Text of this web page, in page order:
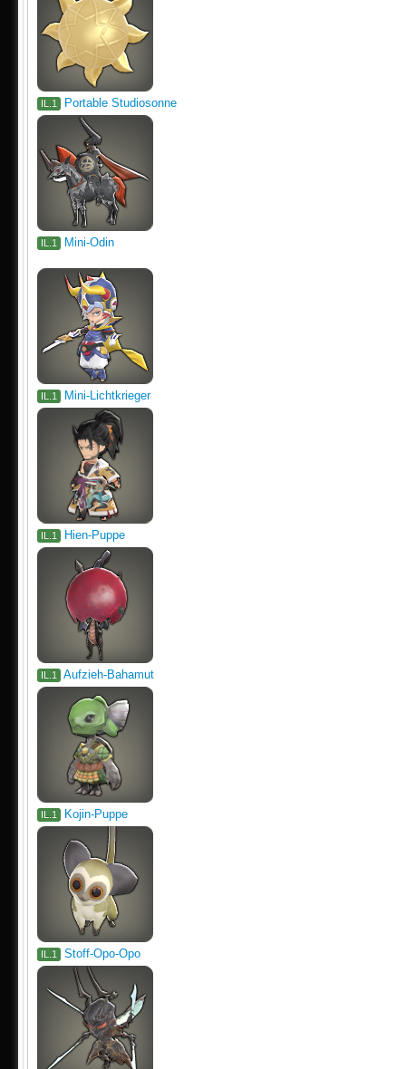
IL.1 Portable Studiosonne
IL.1 Mini-Odin
IL.1 Mini-Lichtkrieger
IL.1 Hien-Puppe
IL.1 Aufzieh-Bahamut
IL.1 Kojin-Puppe
IL.1 Stoff-Opo-Opo